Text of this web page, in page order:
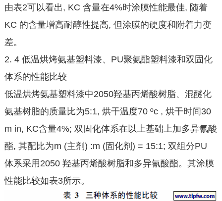
由表2可以看出, KC 含量在4%时涂膜性能最佳, 随着
KC 的含量增高耐醇性提高, 但涂膜的硬度和附着力变
差。
2. 4 低温烘烤氨基塑料漆、PU聚氨酯塑料漆和双固化
体系的性能比较
低温烘烤氨基塑料漆中2050羟基丙烯酸树脂、混醚化
氨基树脂的质量比为5:1, 烘干温度70 ºc , 烘干时间30
m in, KC含量4%; 双固化体系在以上基础上加多异氰酸
酯, 其配比为m (主剂) :m (固化剂) = 15:1; 双组分PU
体系采用2050 羟基丙烯酸树脂和多异氰酸酯。其涂膜
性能比较如表3所示。